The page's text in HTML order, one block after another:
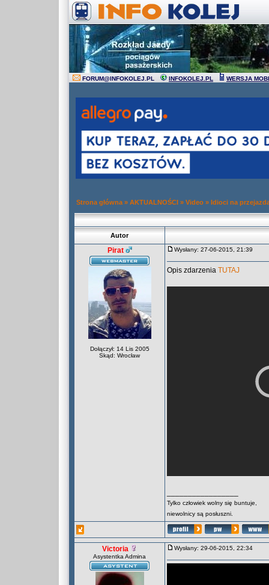
FORUM@INFOKOLEJ.PL INFOKOLEJ.PL WERSJA
Strona główna » AKTUALNOŚCI » Video » Idioci na
Autor
Pirat
Dołączył: 14 Lis 2005
Skąd: Wrocław
Wysłany: 27-06-2015, 21:39
Opis zdarzenia TUTAJ
Tylko człowiek wolny się buntuje,
niewolnicy są posłuszni.
Victoria
Asystentka Admina
Wysłany: 29-06-2015, 22:34